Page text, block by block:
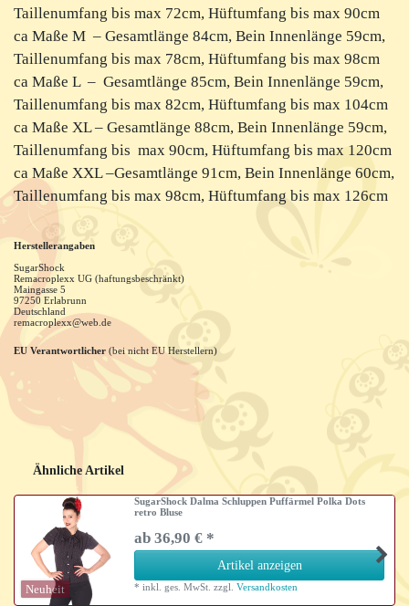
Taillenumfang bis max 72cm, Hüftumfang bis max 90cm
ca Maße M – Gesamtlänge 84cm, Bein Innenlänge 59cm,
Taillenumfang bis max 78cm, Hüftumfang bis max 98cm
ca Maße L – Gesamtlänge 85cm, Bein Innenlänge 59cm,
Taillenumfang bis max 82cm, Hüftumfang bis max 104cm
ca Maße XL – Gesamtlänge 88cm, Bein Innenlänge 59cm,
Taillenumfang bis max 90cm, Hüftumfang bis max 120cm
ca Maße XXL –Gesamtlänge 91cm, Bein Innenlänge 60cm,
Taillenumfang bis max 98cm, Hüftumfang bis max 126cm
Herstellerangaben
SugarShock
Remacroplexx UG (haftungsbeschränkt)
Maingasse 5
97250 Erlabrunn
Deutschland
remacroplexx@web.de
EU Verantwortlicher (bei nicht EU Herstellern)
Ähnliche Artikel
Neuheit
SugarShock Dalma Schluppen Puffärmel Polka Dots
retro Bluse
ab 36,90 € *
Artikel anzeigen
*inkl. ges. MwSt. zzgl.Versandkosten